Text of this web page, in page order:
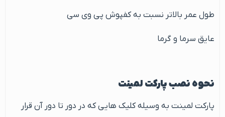
طول عمر بالاتر نسبت به کفپوش پی وی سی
عایق سرما و گرما
نحوه نصب پارکت لمینت
پارکت لمینت به وسیله کلیک هایی که در دور تا دور آن قرار